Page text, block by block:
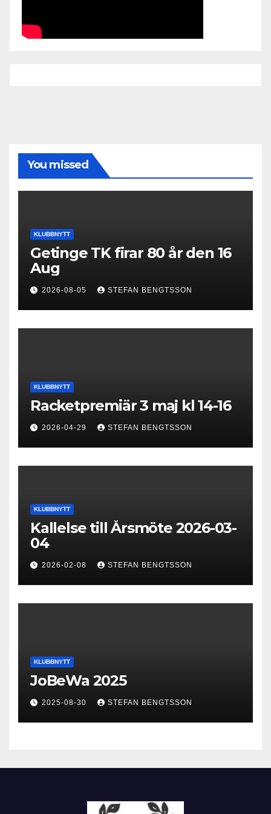
You missed
KLUBBNYTT
Getinge TK firar 80 år den 16
Aug
2026-08-05 STEFAN BENGTSSON
KLUBBNYTT
Racketpremiär 3 maj kl 14-16
2026-04-29 STEFAN BENGTSSON
KLUBBNYTT
Kallelse till Årsmöte 2026-03-
04
2026-02-08 STEFAN BENGTSSON
KLUBBNYTT
JoBeWa 2025
2025-08-30 STEFAN BENGTSSON